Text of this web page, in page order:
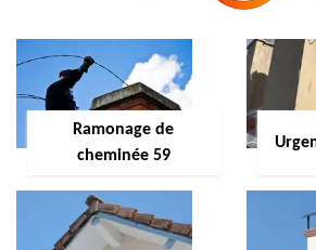
Ramonage de
cheminée 59